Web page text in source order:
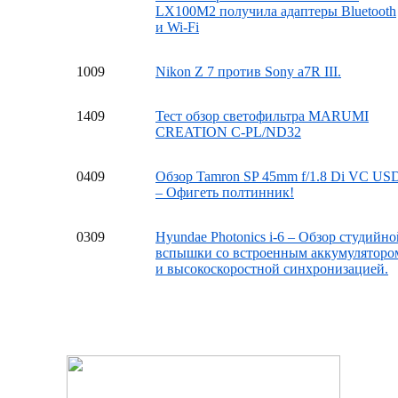
LX100M2 получила адаптеры Bluetooth
и Wi-Fi
1009 Nikon Z 7 против Sony a7R III.
1409
Тест обзор светофильтра MARUMI
CREATION C-PL/ND32
0409
Обзор Tamron SP 45mm f/1.8 Di VC
– Офигеть полтинник!
0309
Hyundae Photonics i-6 – Обзор
вспышки со встроенным
и высокоскоростной синхронизацией.